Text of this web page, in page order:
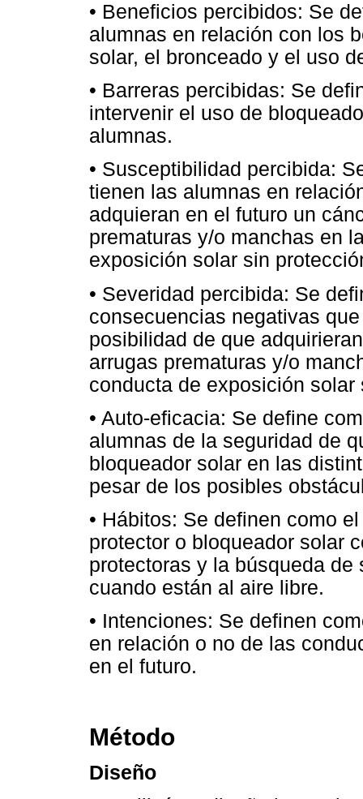
• Beneficios percibidos: Se
alumnas en relación con los
solar, el bronceado y el uso
• Barreras percibidas: Se
intervenir el uso de
alumnas.
• Susceptibilidad percibida:
tienen las alumnas en
adquieran en el futuro un
prematuras y/o manchas en
exposición solar sin
• Severidad percibida: Se
consecuencias negativas
posibilidad de que
arrugas prematuras y/o
conducta de exposición solar
• Auto-eficacia: Se define
alumnas de la seguridad de
bloqueador solar en las
pesar de los posibles
• Hábitos: Se definen como
protector o bloqueador solar
protectoras y la búsqueda
cuando están al aire libre.
• Intenciones: Se definen
en relación o no de las
en el futuro.
Método
Diseño